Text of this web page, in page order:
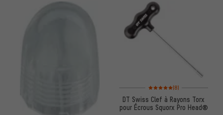
Note moyenne : 5 sur 5
(8)
DT Swiss Clef à Rayons Torx
pour Écrous Squorx Pro Head®